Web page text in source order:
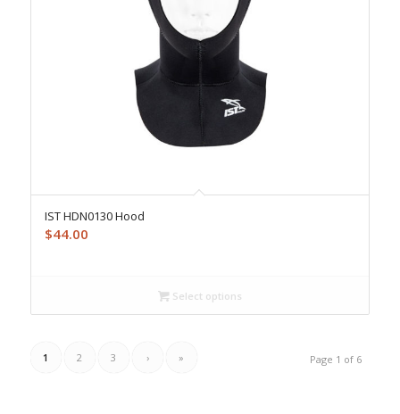
IST HDN0130 Hood
$44.00
Select options
Page 1 of 6
1 2 3 › »